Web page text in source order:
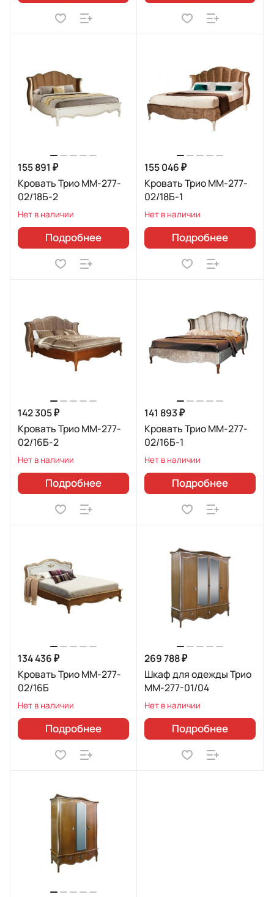
155 891 ₽
Кровать Трио ММ-277-
02/18Б-2
Нет в наличии
Подробнее
155 046 ₽
Кровать Трио ММ-277-
02/18Б-1
Нет в наличии
Подробнее
142 305 ₽
Кровать Трио ММ-277-
02/16Б-2
Нет в наличии
Подробнее
141 893 ₽
Кровать Трио ММ-277-
02/16Б-1
Нет в наличии
Подробнее
134 436 ₽
Кровать Трио ММ-277-
02/16Б
Нет в наличии
Подробнее
269 788 ₽
Шкаф для одежды Трио
ММ-277-01/04
Нет в наличии
Подробнее